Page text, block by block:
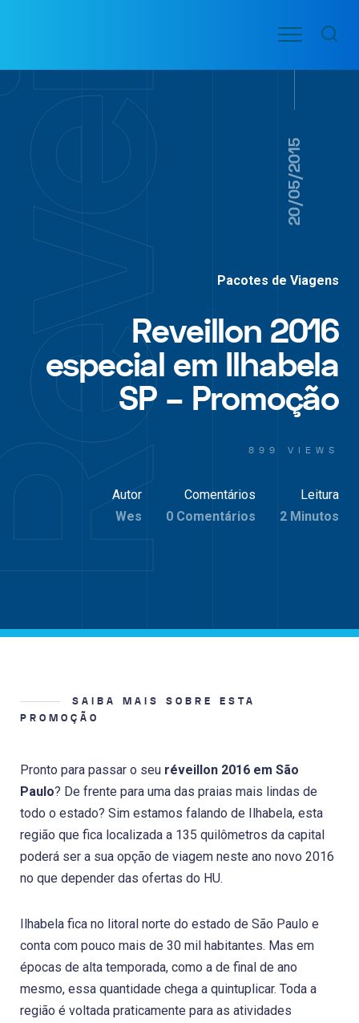
conteúdo
VOO
AÉREAS
Menu
20/05/2015
Pacotes de Viagens
Reveillon 2016
especial em Ilhabela
SP – Promoção
899 VIEWS
Autor
Wes
Comentários
0 Comentários
Leitura
2 Minutos
SAIBA MAIS SOBRE ESTA
PROMOÇÃO
Pronto para passar o seu réveillon 2016 em São
Paulo? De frente para uma das praias mais lindas de
todo o estado? Sim estamos falando de Ilhabela, esta
região que fica localizada a 135 quilômetros da capital
poderá ser a sua opção de viagem neste ano novo 2016
no que depender das ofertas do HU.
Ilhabela fica no litoral norte do estado de São Paulo e
conta com pouco mais de 30 mil habitantes. Mas em
épocas de alta temporada, como a de final de ano
mesmo, essa quantidade chega a quintuplicar. Toda a
região é voltada praticamente para as atividades